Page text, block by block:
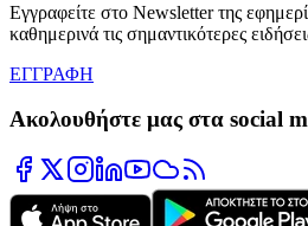
Εγγραφείτε στο Newsletter της
καθημερινά τις σημαντικότερες
ΕΓΓΡΑΦΗ
Ακολουθήστε μας στα social